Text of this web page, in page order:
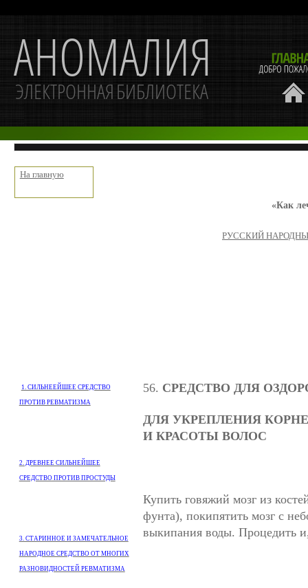
На главную
«Как
РУССКИЙ
1. СИЛЬНЕЕЙШЕЕ СРЕДСТВО
ПРОТИВ РЕВМАТИЗМА
2. ДРЕВНЕЕ СИЛЬНЕЙШЕЕ
СРЕДСТВО ПРОТИВ ПРОСТУДЫ
3. СТАРИННОЕ И ЗАМЕЧАТЕЛЬНОЕ
НАРОДНОЕ СРЕДСТВО ОТ МНОГИХ
РАЗНОВИДНОСТЕЙ РЕВМАТИЗМА
56. СРЕДСТВО ДЛЯ
ДЛЯ УКРЕПЛЕНИЯ
И КРАСОТЫ ВОЛОС
Купить говяжий мозг из
фунта), покипятить мозг с
выкипания воды. Процедить